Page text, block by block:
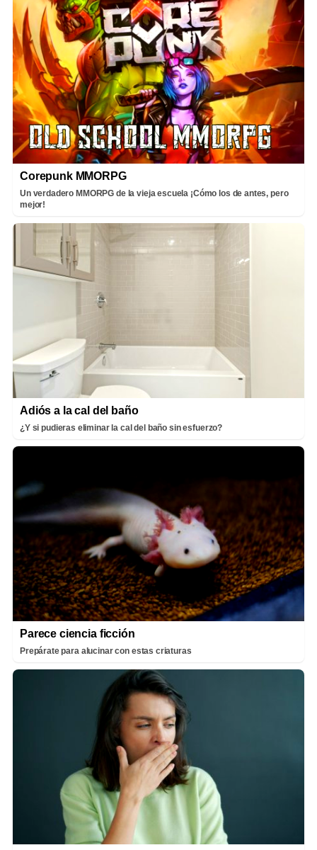
Corepunk MMORPG
Un verdadero MMORPG de la vieja escuela ¡Cómo los de antes, pero
mejor!
Adiós a la cal del baño
¿Y si pudieras eliminar la cal del baño sin esfuerzo?
Parece ciencia ficción
Prepárate para alucinar con estas criaturas